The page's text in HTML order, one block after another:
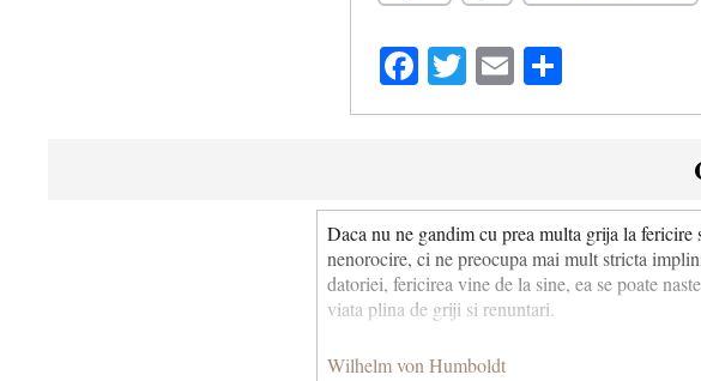
Facebook
Twitter
Email
Daca nu ne gandim cu prea multa grija la fericire
nenorocire, ci ne preocupa mai mult stricta
datoriei, fericirea vine de la sine, ea se poate
viata plina de griji si renuntari.
Wilhelm von Humboldt